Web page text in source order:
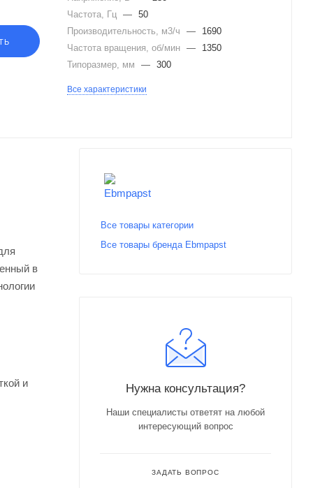
Частота, Гц — 50
Производительность, м3/ч
—
1690
Частота вращения, об/мин —
1350
Типоразмер, мм
— 300
Все характеристики
в
и
Все товары категории
Все товары бренда Ebmpapst
Нужна консультация?
Наши специалисты ответят на любой
интересующий вопрос
ЗАДАТЬ ВОПРОС